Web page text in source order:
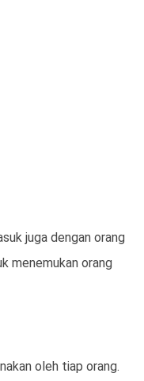
juga dengan orang
menemukan orang
oleh tiap orang.